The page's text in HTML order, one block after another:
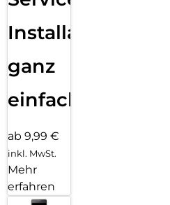
Installation
ganz
einfach
ab 9,99 €
inkl. MwSt.
Mehr
erfahren